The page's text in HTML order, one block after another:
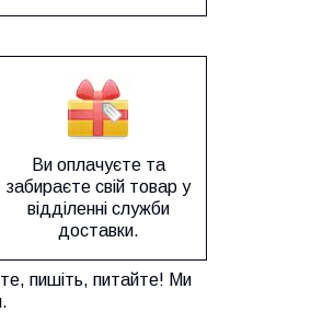
Ви оплачуєте та
забираєте свій товар у
відділенні служби
доставки.
пишіть, питайте! Ми